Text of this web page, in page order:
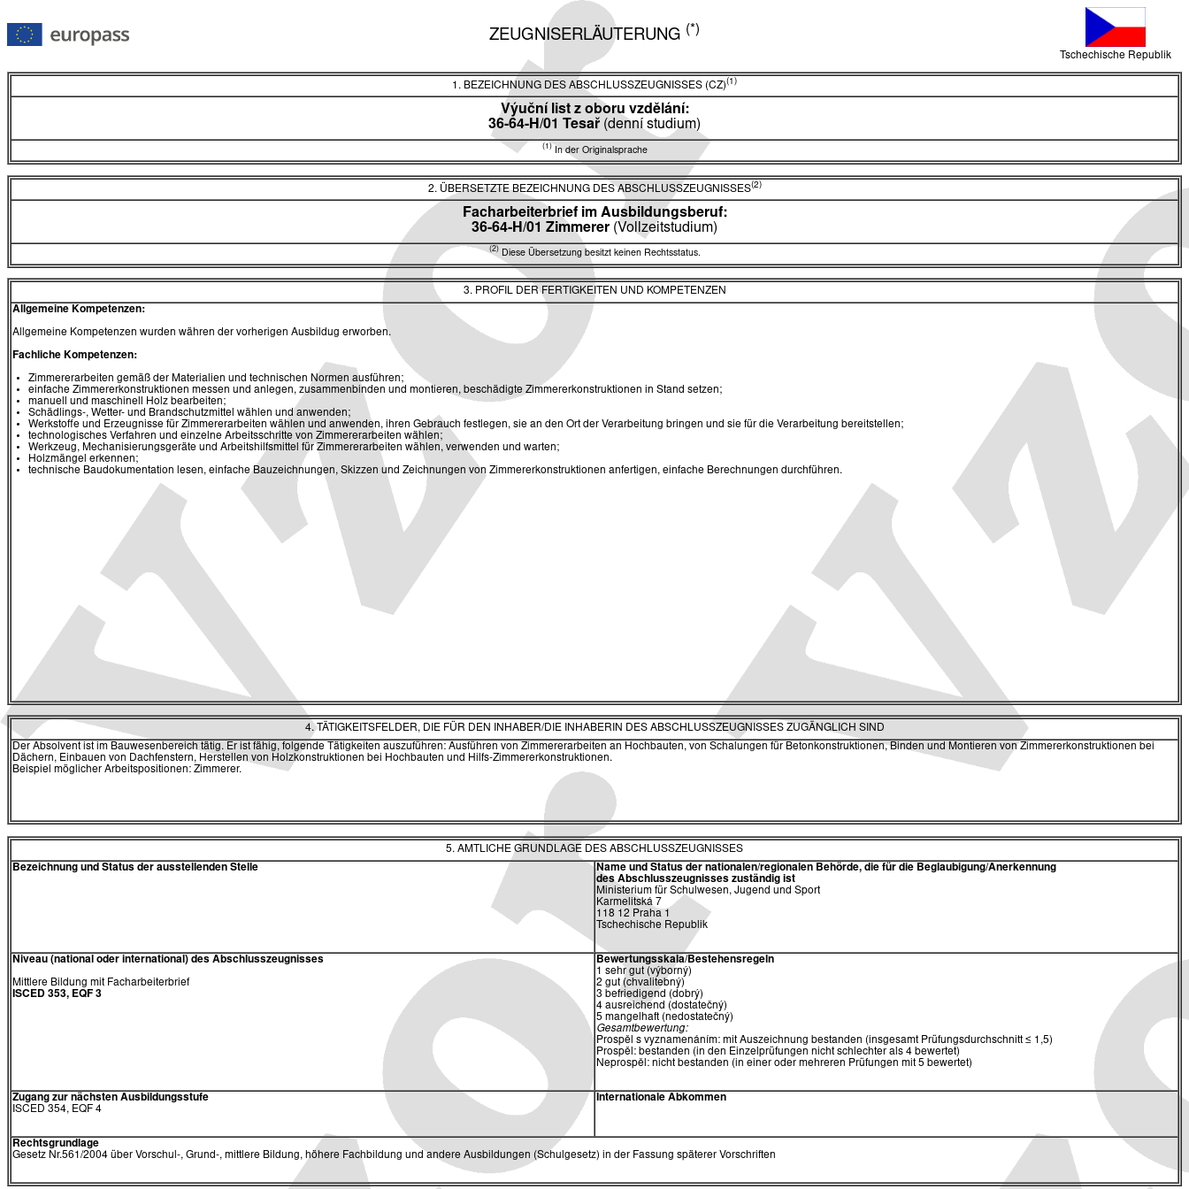
ZEUGNISERLÄUTERUNG (*)
Tschechische Republik
1. BEZEICHNUNG DES ABSCHLUSSZEUGNISSES (CZ)(1)
Výuční list z oboru vzdělání:
36-64-H/01 Tesař (denní studium)
(1) In der Originalsprache
2. ÜBERSETZTE BEZEICHNUNG DES ABSCHLUSSZEUGNISSES(2)
Facharbeiterbrief im Ausbildungsberuf:
36-64-H/01 Zimmerer (Vollzeitstudium)
(2) Diese Übersetzung besitzt keinen Rechtsstatus.
3. PROFIL DER FERTIGKEITEN UND KOMPETENZEN
Allgemeine Kompetenzen:
Allgemeine Kompetenzen wurden währen der vorherigen Ausbildug erworben.
Fachliche Kompetenzen:
Zimmererarbeiten gemäß der Materialien und technischen Normen ausführen;
einfache Zimmererkonstruktionen messen und anlegen, zusammenbinden und montieren, beschädigte Zimmererkonstruktionen in Stand setzen;
manuell und maschinell Holz bearbeiten;
Schädlings-, Wetter- und Brandschutzmittel wählen und anwenden;
Werkstoffe und Erzeugnisse für Zimmererarbeiten wählen und anwenden, ihren Gebrauch festlegen, sie an den Ort der Verarbeitung bringen und sie für die Verarbeitung bereitstellen;
technologisches Verfahren und einzelne Arbeitsschritte von Zimmererarbeiten wählen;
Werkzeug, Mechanisierungsgeräte und Arbeitshilfsmittel für Zimmererarbeiten wählen, verwenden und warten;
Holzmängel erkennen;
technische Baudokumentation lesen, einfache Bauzeichnungen, Skizzen und Zeichnungen von Zimmererkonstruktionen anfertigen, einfache Berechnungen durchführen.
4. TÄTIGKEITSFELDER, DIE FÜR DEN INHABER/DIE INHABERIN DES ABSCHLUSSZEUGNISSES ZUGÄNGLICH SIND
Der Absolvent ist im Bauwesenbereich tätig. Er ist fähig, folgende Tätigkeiten auszuführen: Ausführen von Zimmererarbeiten an Hochbauten, von Schalungen für Betonkonstruktionen, Binden und Montieren von Zimmererkonstruktionen bei
Dächern, Einbauen von Dachfenstern, Herstellen von Holzkonstruktionen bei Hochbauten und Hilfs-Zimmererkonstruktionen.
Beispiel möglicher Arbeitspositionen: Zimmerer.
5. AMTLICHE GRUNDLAGE DES ABSCHLUSSZEUGNISSES
Bezeichnung und Status der ausstellenden Stelle
Name und Status der nationalen/regionalen Behörde, die für die Beglaubigung/Anerkennung
desAbschlusszeugnisses zuständig ist
Ministerium für Schulwesen, Jugend und Sport
Karmelitská 7
118 12 Praha 1
Tschechische Republik
Niveau (national oder international) des Abschlusszeugnisses
Mittlere Bildung mit Facharbeiterbrief
ISCED 353, EQF 3
Bewertungsskala/Bestehensregeln
1 sehr gut (výborný)
2 gut (chvalitebný)
3 befriedigend (dobrý)
4 ausreichend (dostatečný)
5 mangelhaft (nedostatečný)
Gesamtbewertung:
Prospěl s vyznamenáním: mit Auszeichnung bestanden (insgesamt Prüfungsdurchschnitt ≤ 1,5)
Prospěl: bestanden (in den Einzelprüfungen nicht schlechter als 4 bewertet)
Neprospěl: nicht bestanden (in einer oder mehreren Prüfungen mit 5 bewertet)
Zugang zur nächsten Ausbildungsstufe
ISCED 354, EQF 4
Internationale Abkommen
Rechtsgrundlage
Gesetz Nr.561/2004 über Vorschul-, Grund-, mittlere Bildung, höhere Fachbildung und andere Ausbildungen (Schulgesetz) in der Fassung späterer Vorschriften